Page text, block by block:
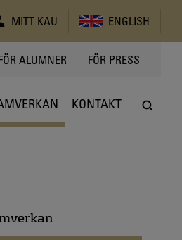
MITT KAU ENGLISH
ALUMNER FÖR PRESS
KONTAKT